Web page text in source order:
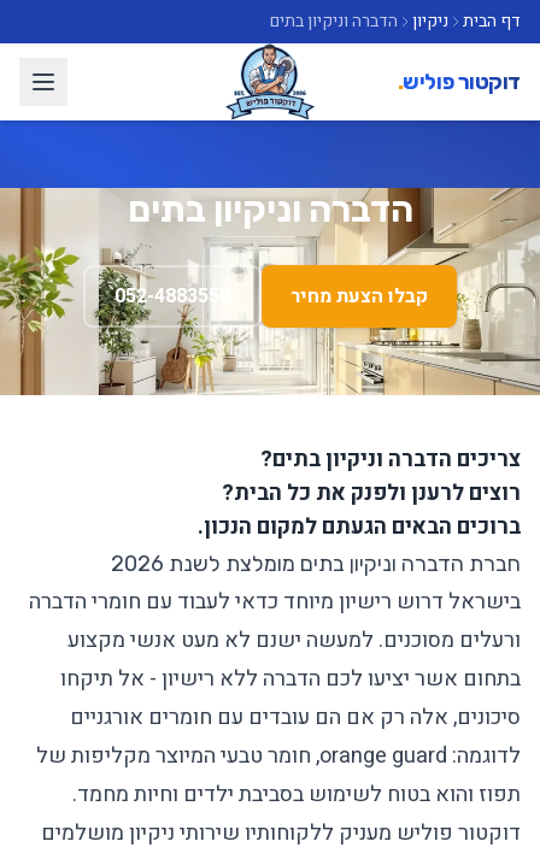
דף הבית ניקיון הדברה וניקיון בתים
דוקטור פוליש.
הדברה וניקיון בתים
קבלו הצעת מחיר 052-4883550
צריכים הדברה וניקיון בתים?
רוצים לרענן ולפנק את כל הבית?
ברוכים הבאים הגעתם למקום הנכון.
חברת הדברה וניקיון בתים מומלצת לשנת 2026
בישראל דרוש רישיון מיוחד כדאי לעבוד עם חומרי הדברה
ורעלים מסוכנים. למעשה ישנם לא מעט אנשי מקצוע
בתחום אשר יציעו לכם הדברה ללא רישיון - אל תיקחו
סיכונים, אלה רק אם הם עובדים עם חומרים אורגניים
לדוגמה: orange guard, חומר טבעי המיוצר מקליפות של
תפוז והוא בטוח לשימוש בסביבת ילדים וחיות מחמד.
דוקטור פוליש מעניק ללקוחותיו שירותי ניקיון מושלמים